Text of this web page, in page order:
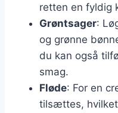
retten en fyldig
Grøntsager:
og grønne
du kan også
smag.
Fløde: For en
tilsættes,